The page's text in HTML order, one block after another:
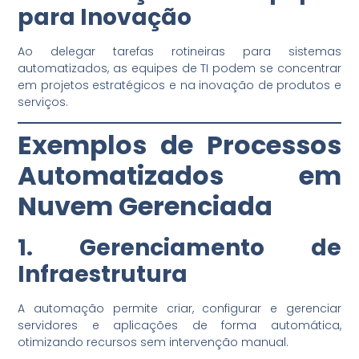
para Inovação
Ao delegar tarefas rotineiras para sistemas
automatizados, as equipes de TI podem se concentrar
em projetos estratégicos e na inovação de produtos e
serviços.
Exemplos de Processos
Automatizados em
Nuvem Gerenciada
1. Gerenciamento de
Infraestrutura
A automação permite criar, configurar e gerenciar
servidores e aplicações de forma automática,
otimizando recursos sem intervenção manual.